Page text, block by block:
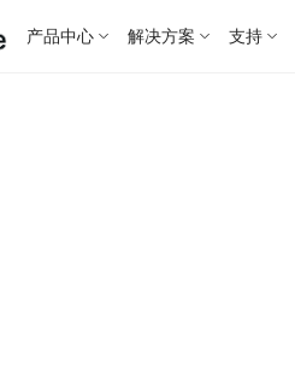
产品中心 解决方案 支持